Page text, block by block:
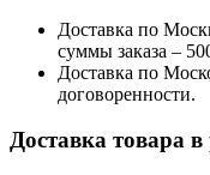
Доставка по
суммы заказа –
Доставка по
договоренности.
Доставка товара